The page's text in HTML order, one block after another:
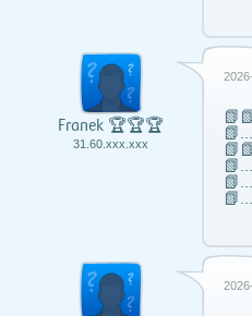
Franek 🏆🏆🏆
31.60.xxx.xxx